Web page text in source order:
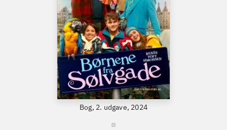
Bog, 2. udgave, 2024